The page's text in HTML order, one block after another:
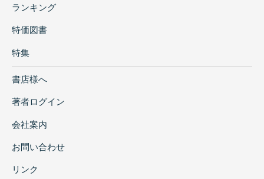
ランキング
特価図書
特集
書店様へ
著者ログイン
会社案内
お問い合わせ
リンク